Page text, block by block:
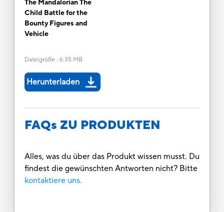
The Mandalorian The
Child Battle for the
Bounty Figures and
Vehicle
Dateigröße : 6.35 MB
Herunterladen
FAQs ZU PRODUKTEN
Alles, was du über das Produkt wissen musst. Du
findest die gewünschten Antworten nicht? Bitte
kontaktiere uns.